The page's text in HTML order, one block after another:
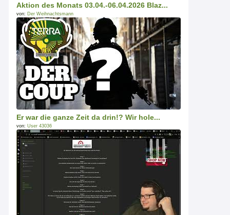
Aktion des Monats 03.04.-06.04.2026 Blaz...
von: Der Weihnachtsmann
Er war die ganze Zeit da drin!? Wir hole...
von: User 43036